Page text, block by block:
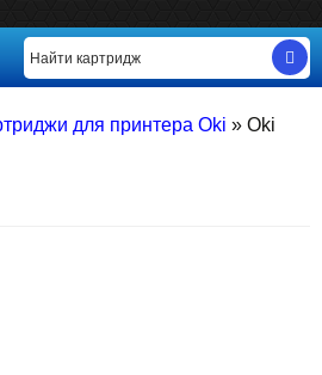
для принтера Oki » Oki